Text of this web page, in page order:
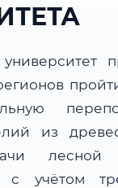
университет
из
с учётом